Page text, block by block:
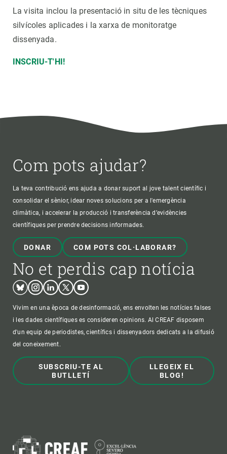
La visita inclou la presentació in situ de les tècniques
silvícoles aplicades i la xarxa de monitoratge
dissenyada.
INSCRIU-T'HI!
Com pots ajudar?
La teva contribució ens ajuda a donar suport al jove talent científic i
consolidar el sènior, idear noves solucions per a l'emergència
climàtica, i accelerar la producció i transferència d’evidències
científiques per prendre decisions informades.
DONAR COM POTS COL·LABORAR?
No et perdis cap notícia
BlueskyInstagram
LinkedinTwitterYoutube
Vivim en una època de desinformació, ens envolten les notícies falses
i les dades científiques es consideren opinions. Al CREAF disposem
d'un equip de periodistes, científics i dissenyadors dedicats a la difusió
del coneixement.
SUBSCRIU-TE AL
BUTLLETÍ
LLEGEIX EL
BLOG!